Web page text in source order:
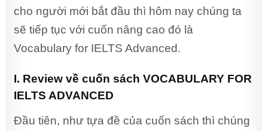
cho người mới bắt đầu thì hôm nay chúng ta
sẽ tiếp tục với cuốn nâng cao đó là
Vocabulary for IELTS Advanced.
I. Review về cuốn sách VOCABULARY FOR
IELTS ADVANCED
Đầu tiên, như tựa đề của cuốn sách thì chúng